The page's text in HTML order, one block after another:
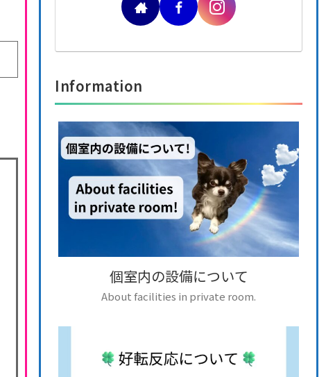
Information
個室内の設備について
About facilities in private room.